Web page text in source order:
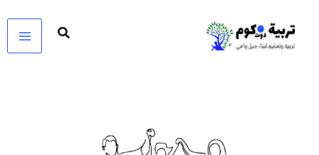
المحتوى